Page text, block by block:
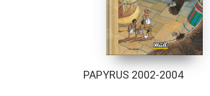
PAPYRUS 2002-2004